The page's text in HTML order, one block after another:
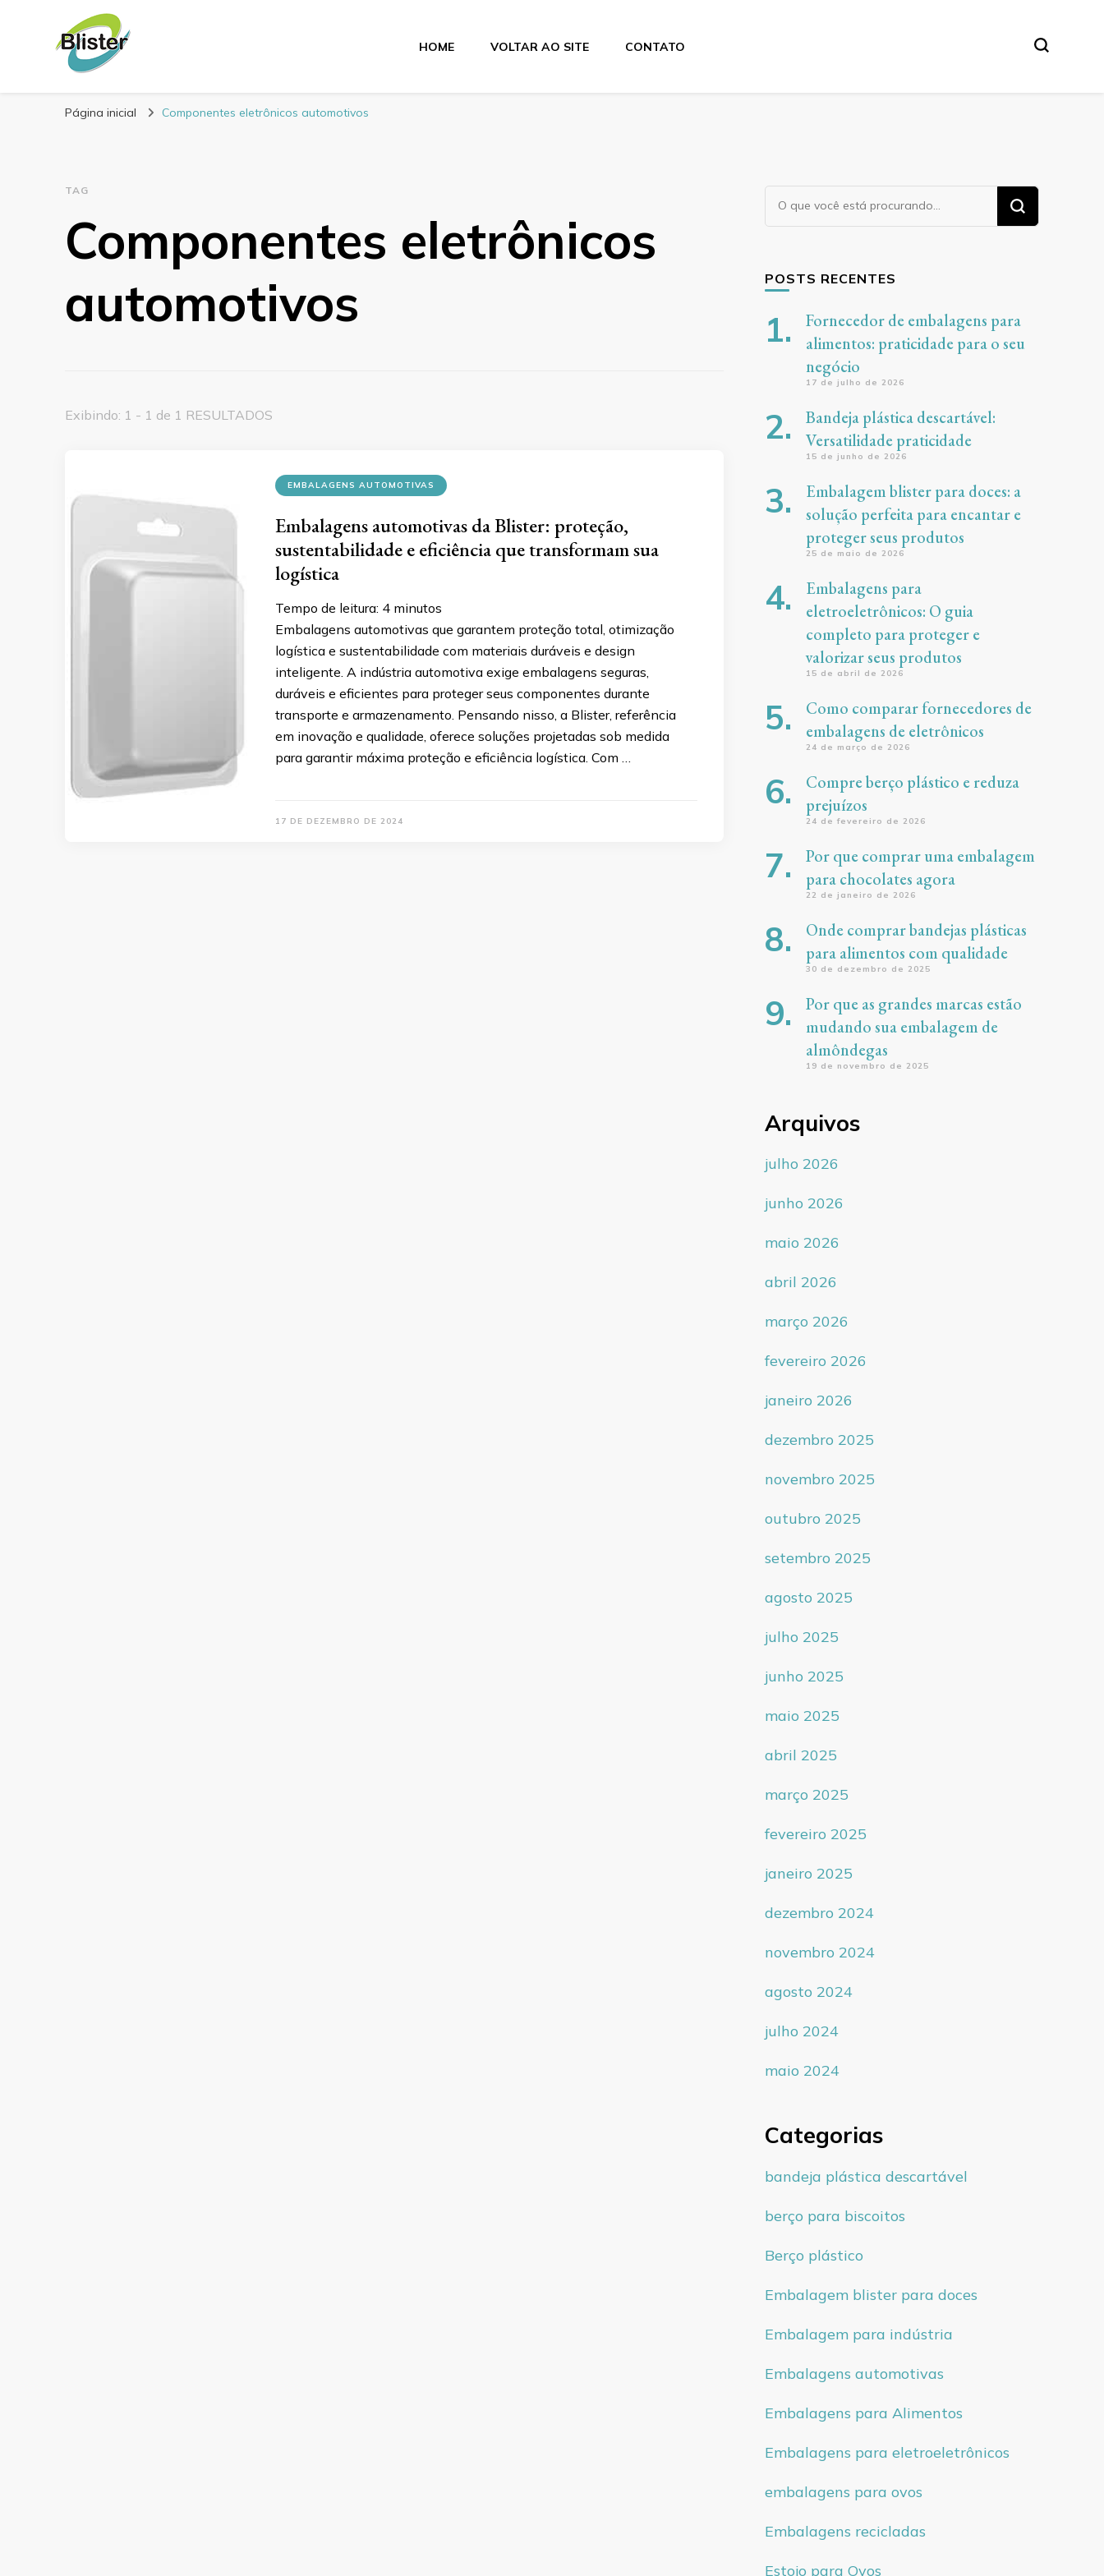
Blog Blister Embalagens
HOME VOLTAR AO SITE CONTATO
Página inicial Componentes eletrônicos automotivos
TAG
Componentes eletrônicos
automotivos
Exibindo: 1 - 1 de 1 RESULTADOS
EMBALAGENS AUTOMOTIVAS
Embalagens automotivas da Blister: proteção,
sustentabilidade e eficiência que transformam sua
logística
Tempo de leitura: 4 minutos
Embalagens automotivas que garantem proteção total, otimização
logística e sustentabilidade com materiais duráveis e design
inteligente. A indústria automotiva exige embalagens seguras,
duráveis e eficientes para proteger seus componentes durante
transporte e armazenamento. Pensando nisso, a Blister, referência
em inovação e qualidade, oferece soluções projetadas sob medida
para garantir máxima proteção e eficiência logística. Com …
17 DE DEZEMBRO DE 2024
Procurando
algo?
POSTS RECENTES
Fornecedor de embalagens para
alimentos: praticidade para o seu
negócio
17 de julho de 2026
Bandeja plástica descartável:
Versatilidade praticidade
15 de junho de 2026
Embalagem blister para doces: a
solução perfeita para encantar e
proteger seus produtos
25 de maio de 2026
Embalagens para
eletroeletrônicos: O guia
completo para proteger e
valorizar seus produtos
15 de abril de 2026
Como comparar fornecedores de
embalagens de eletrônicos
24 de março de 2026
Compre berço plástico e reduza
prejuízos
24 de fevereiro de 2026
Por que comprar uma embalagem
para chocolates agora
22 de janeiro de 2026
Onde comprar bandejas plásticas
para alimentos com qualidade
30 de dezembro de 2025
Por que as grandes marcas estão
mudando sua embalagem de
almôndegas
19 de novembro de 2025
Arquivos
julho 2026
junho 2026
maio 2026
abril 2026
março 2026
fevereiro 2026
janeiro 2026
dezembro 2025
novembro 2025
outubro 2025
setembro 2025
agosto 2025
julho 2025
junho 2025
maio 2025
abril 2025
março 2025
fevereiro 2025
janeiro 2025
dezembro 2024
novembro 2024
agosto 2024
julho 2024
maio 2024
Categorias
bandeja plástica descartável
berço para biscoitos
Berço plástico
Embalagem blister para doces
Embalagem para indústria
Embalagens automotivas
Embalagens para Alimentos
Embalagens para eletroeletrônicos
embalagens para ovos
Embalagens recicladas
Estojo para Ovos